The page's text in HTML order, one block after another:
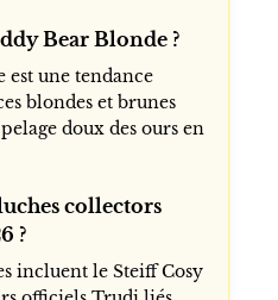
Bear Blonde ?
est une tendance
blondes et brunes
doux des ours en
collectors
?
incluent le Steiff Cosy